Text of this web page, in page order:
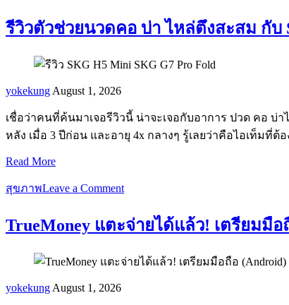
รีวิวตัวช่วยนวดคอ บ่า ไหล่ตึงสะสม กับ
yokekung August 1, 2026
เชื่อว่าคนที่ค้นมาเจอรีวิวนี้ น่าจะเจอกับอาการ ปวด คอ บ่
หลัง เมื่อ 3 ปีก่อน และอายุ 4x กลางๆ รู้เลยว่าคือไอเท็มที่ต้
Read More
สุขภาพLeave a Comment
TrueMoney แตะจ่ายได้แล้ว! เตรียมมื
yokekung August 1, 2026